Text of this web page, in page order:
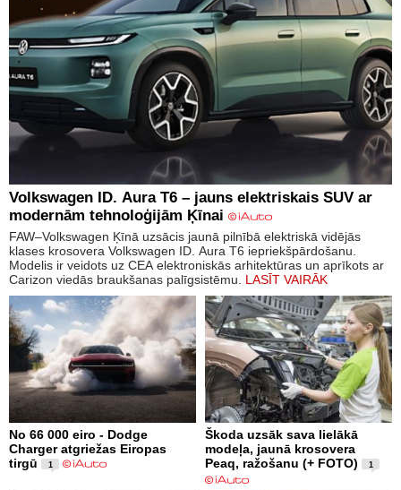
Volkswagen ID. Aura T6 – jauns elektriskais SUV ar
modernām tehnoloģijām Ķīnai
FAW–Volkswagen Ķīnā uzsācis jaunā pilnībā elektriskā vidējās
klases krosovera Volkswagen ID. Aura T6 iepriekšpārdošanu.
Modelis ir veidots uz CEA elektroniskās arhitektūras un aprīkots ar
Carizon viedās braukšanas palīgsistēmu. LASĪT VAIRĀK
No 66 000 eiro - Dodge
Charger atgriežas Eiropas
tirgū
1
Škoda uzsāk sava lielākā
modeļa, jaunā krosovera
Peaq, ražošanu (+ FOTO)
1